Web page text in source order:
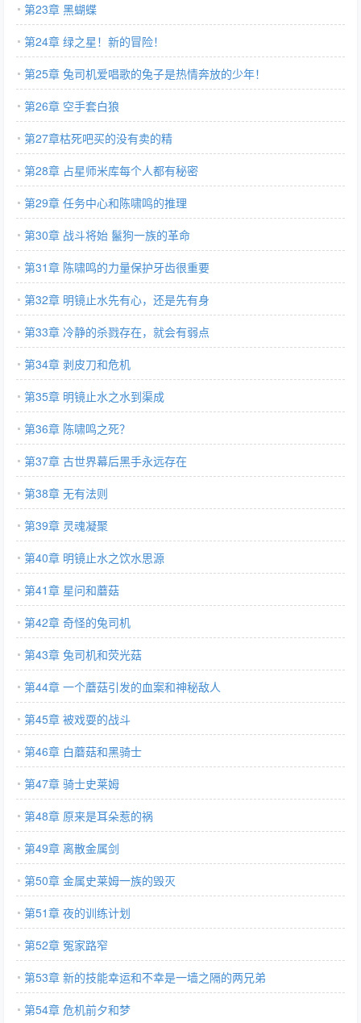
第23章 黑蝴蝶
第24章 绿之星！新的冒险！
第25章 兔司机爱唱歌的兔子是热情奔放的少年！
第26章 空手套白狼
第27章枯死吧买的没有卖的精
第28章 占星师米库每个人都有秘密
第29章 任务中心和陈啸鸣的推理
第30章 战斗将始 鬣狗一族的革命
第31章 陈啸鸣的力量保护牙齿很重要
第32章 明镜止水先有心，还是先有身
第33章 冷静的杀戮存在，就会有弱点
第34章 剥皮刀和危机
第35章 明镜止水之水到渠成
第36章 陈啸鸣之死？
第37章 古世界幕后黑手永远存在
第38章 无有法则
第39章 灵魂凝聚
第40章 明镜止水之饮水思源
第41章 星问和蘑菇
第42章 奇怪的兔司机
第43章 兔司机和荧光菇
第44章 一个蘑菇引发的血案和神秘敌人
第45章 被戏耍的战斗
第46章 白蘑菇和黑骑士
第47章 骑士史莱姆
第48章 原来是耳朵惹的祸
第49章 离散金属剑
第50章 金属史莱姆一族的毁灭
第51章 夜的训练计划
第52章 冤家路窄
第53章 新的技能幸运和不幸是一墙之隔的两兄弟
第54章 危机前夕和梦